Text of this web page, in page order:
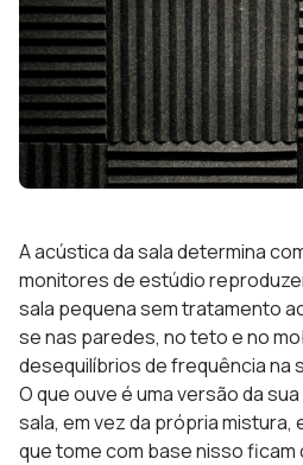
A acústica da sala determina
monitores de estúdio
sala pequena sem tratamento
se nas paredes, no teto e no
desequilíbrios de frequência na
O que ouve é uma versão da
sala, em vez da própria mistura,
que tome com base nisso